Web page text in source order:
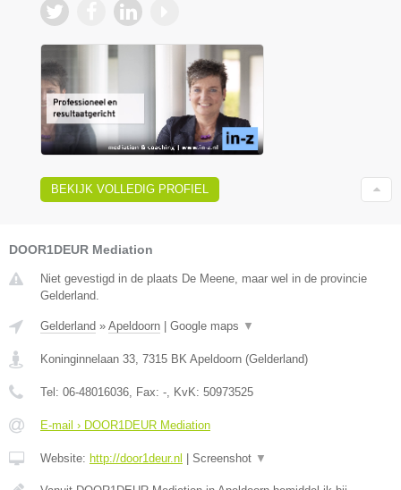
BEKIJK VOLLEDIG PROFIEL
DOOR1DEUR Mediation
Niet gevestigd in de plaats De Meene, maar wel in de provincie
Gelderland.
Gelderland » Apeldoorn Google maps ▼
Koninginnelaan 33 7315 BK Apeldoorn (Gelderland)
Tel: 06-48016036 , Fax: - , KvK: 50973525
E-mail › DOOR1DEUR Mediation
Website: http://door1deur.nl Screenshot ▼